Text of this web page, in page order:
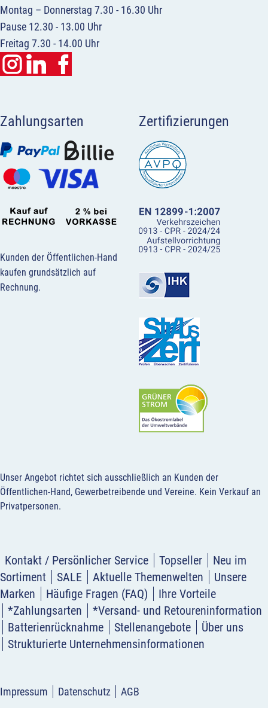
Montag – Donnerstag 7.30 - 16.30 Uhr
Pause 12.30 - 13.00 Uhr
Freitag 7.30 - 14.00 Uhr
Zahlungsarten
Kunden der Öffentlichen-Hand
kaufen grundsätzlich auf
Rechnung.
Zertifizierungen
Unser Angebot richtet sich ausschließlich an Kunden der
Öffentlichen-Hand, Gewerbetreibende und Vereine. Kein Verkauf an
Privatpersonen.
Kontakt / Persönlicher Service Topseller
Neu im
Sortiment
SALE Aktuelle Themenwelten
Unsere
Marken
Häufige Fragen (FAQ)
Ihre Vorteile
*Zahlungsarten
*Versand- und Retoureninformation
Batterienrücknahme
Stellenangebote
Über uns
Strukturierte Unternehmensinformationen
Impressum Datenschutz AGB